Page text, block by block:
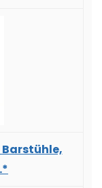
Barstühle,